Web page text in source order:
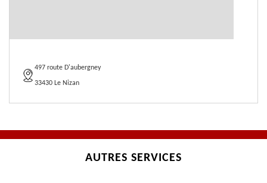
497 route D'aubergney
33430 Le Nizan
AUTRES SERVICES